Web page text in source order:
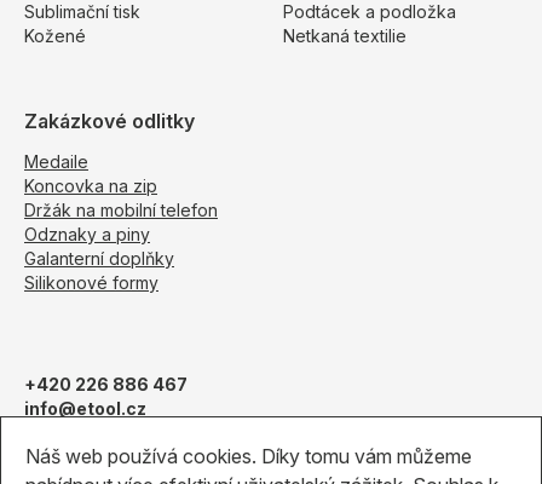
Sublimační tisk
Kožené
Podtácek a podložka
Netkaná textilie
Zakázkové odlitky
Medaile
Koncovka na zip
Držák na mobilní telefon
Odznaky a piny
Galanterní doplňky
Silikonové formy
+420 226 886 467
info@etool.cz
Pantone vzorník
Náš web používá cookies. Díky tomu vám můžeme